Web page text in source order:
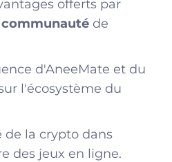
offerts par
communauté de
d'AneeMate et du
l'écosystème du
de la crypto dans
des jeux en ligne.